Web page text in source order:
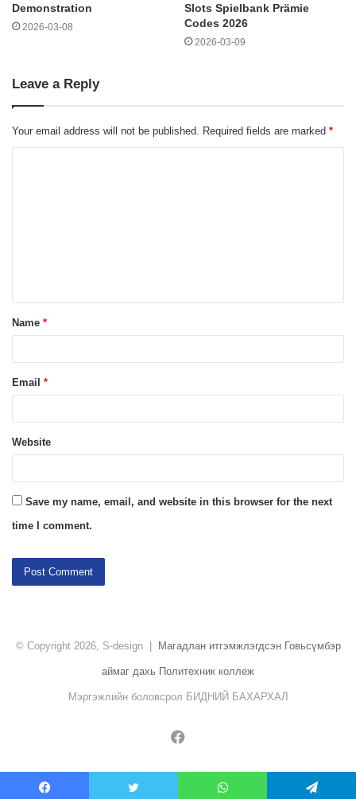
Demonstration
2026-03-08
Slots Spielbank Prämie
Codes 2026
2026-03-09
Leave a Reply
Your email address will not be published. Required fields are marked *
t
*
Name *
Email *
Website
Save my name, email, and website in this browser for the next
time I comment.
© Copyright 2026, S-design | Магадлан итгэмжлэгдсэн Говьсүмбэр
аймаг дахь Политехник коллеж
Мэргэжлийн боловсрол БИДНИЙ БАХАРХАЛ
Facebook